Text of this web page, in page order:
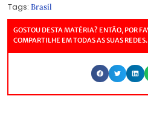
Tags: Brasil
GOSTOU DESTA MATÉRIA? ENTÃO, POR
COMPARTILHE EM TODAS AS SUAS